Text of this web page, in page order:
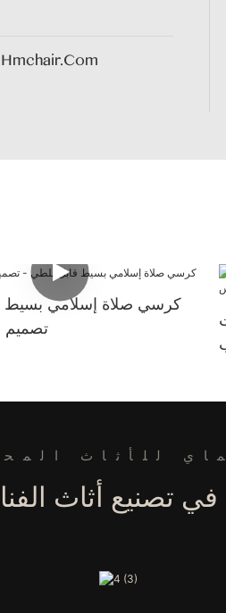
كرسي صلاة إسلامي بسيط
تصميم
للأثاث